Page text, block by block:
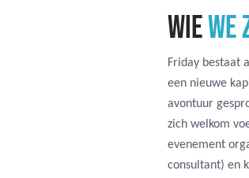
WIEWE
Friday bestaat
een nieuwe
avontuur
zich welkom
evenement
consultant) en